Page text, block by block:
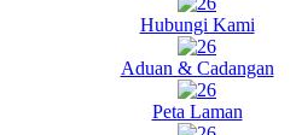
Hubungi Kami
Aduan & Cadangan
Peta Laman